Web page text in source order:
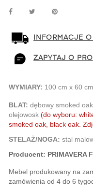
INFORMACJE
ZAPYTAJ O
WYMIARY: 100 cm x 60
BLAT: dębowy smoked
olejowosk (do wyboru:
smoked oak, black oak.
STELAŻ/NOGA: stal
Producent: PRIMAVERA
Mebel produkowany na
zamówienia od 4 do 6